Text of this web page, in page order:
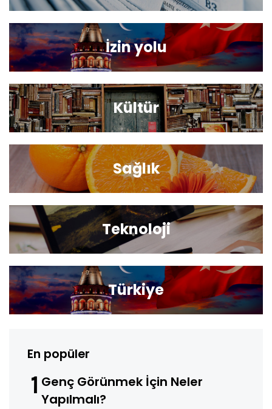
İzin yolu
Kültür
Sağlık
Teknoloji
Türkiye
En popüler
1 Genç Görünmek İçin Neler
Yapılmalı?